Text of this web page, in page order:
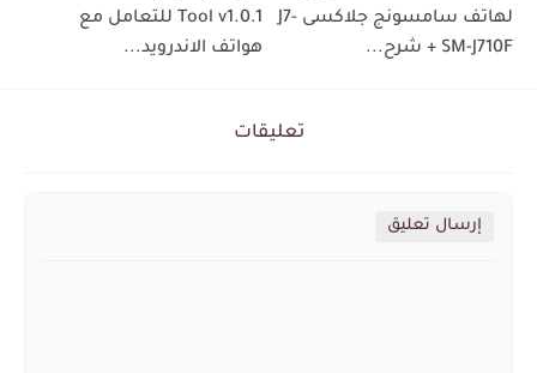
لهاتف سامسونج جلاكسى J7-
SM-J710F + شرح...
Tool v1.0.1 للتعامل مع
هواتف الاندرويد...
تعليقات
إرسال تعليق